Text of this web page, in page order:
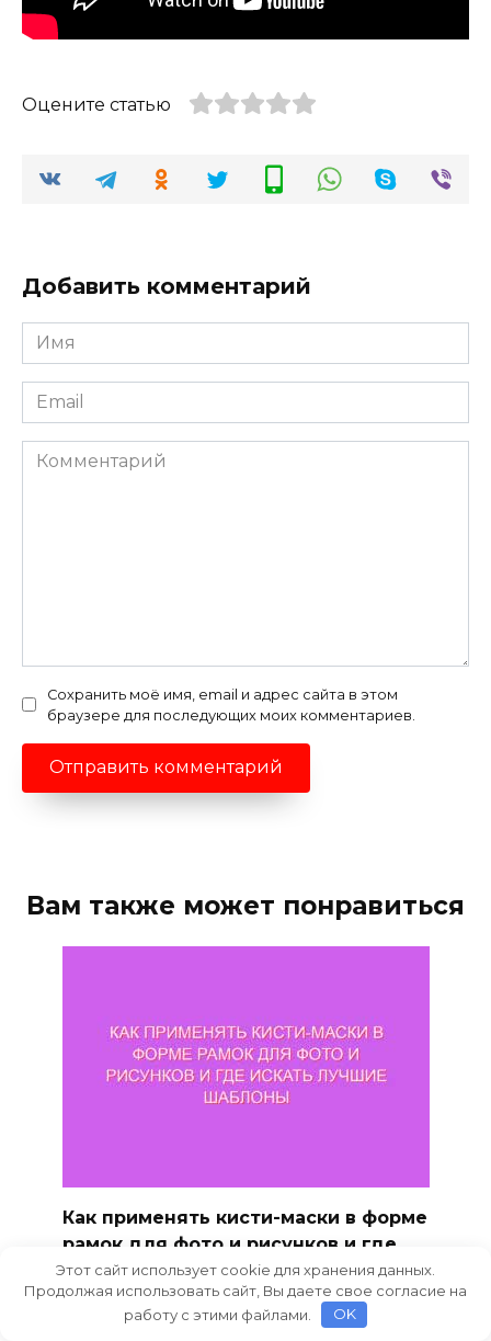
Оцените статью
Добавить комментарий
Имя
*
Email
*
Комментарий
Сохранить моё имя, email и адрес сайта в этом
браузере для последующих моих комментариев.
Вам также может понравиться
Как применять кисти-маски в форме
рамок для фото и рисунков и где
искать лучшие шаблоны
Работа с графикой предоставляет
широкие возможности
Этот сайт использует cookie для хранения данных.
Продолжая использовать сайт, Вы даете свое согласие на
работу с этими файлами.
OK